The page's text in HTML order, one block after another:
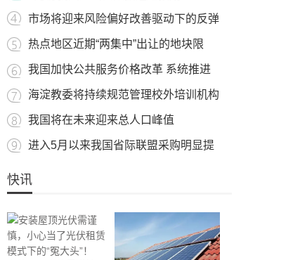
市场将迎来风险偏好改善驱动下的反弹
热点地区近期“两集中”出让的地块限
我国加快公共服务价格改革 系统推进
海淀教委将持续规范管理校外培训机构
我国将在未来迎来总人口峰值
进入5月以来我国省际联盟采购明显提
快讯